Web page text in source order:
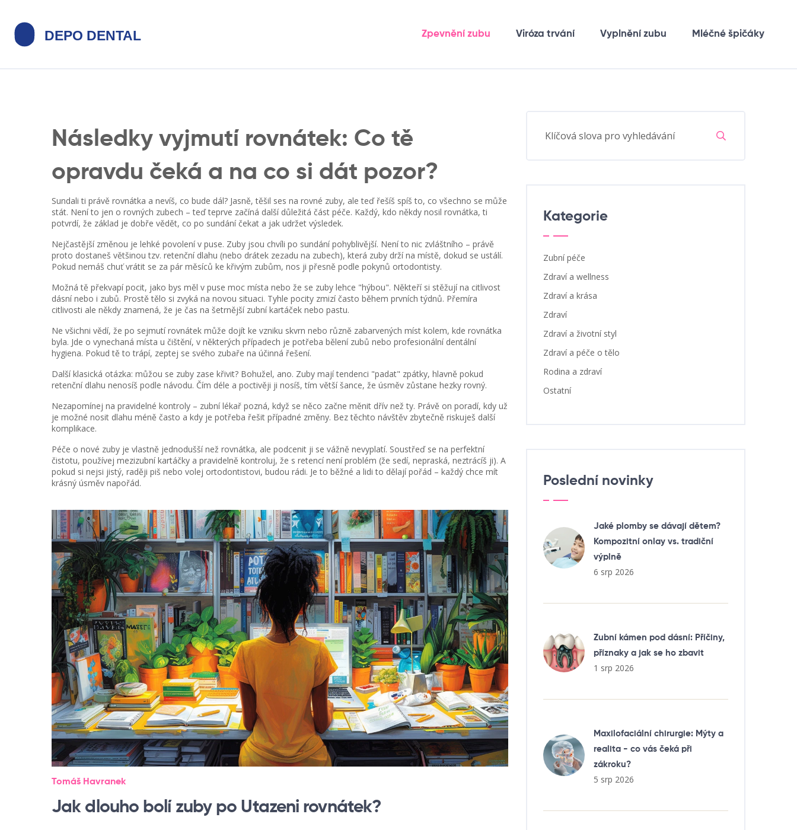
Zpevnění zubu Viróza trvání Vyplnění zubu Mléčné špičáky
Následky vyjmutí rovnátek: Co tě
opravdu čeká a na co si dát pozor?
Sundali ti právě rovnátka a nevíš, co bude dál? Jasně, těšil ses na rovné zuby, ale teď řešíš spíš to, co všechno se může
stát. Není to jen o rovných zubech – teď teprve začíná další důležitá část péče. Každý, kdo někdy nosil rovnátka, ti
potvrdí, že základ je dobře vědět, co po sundání čekat a jak udržet výsledek.
Nejčastější změnou je lehké povolení v puse. Zuby jsou chvíli po sundání pohyblivější. Není to nic zvláštního – právě
proto dostaneš většinou tzv. retenční dlahu (nebo drátek zezadu na zubech), která zuby drží na místě, dokud se ustálí.
Pokud nemáš chuť vrátit se za pár měsíců ke křivým zubům, nos ji přesně podle pokynů ortodontisty.
Možná tě překvapí pocit, jako bys měl v puse moc místa nebo že se zuby lehce "hýbou". Někteří si stěžují na citlivost
dásní nebo i zubů. Prostě tělo si zvyká na novou situaci. Tyhle pocity zmizí často během prvních týdnů. Přemíra
citlivosti ale někdy znamená, že je čas na šetrnější zubní kartáček nebo pastu.
Ne všichni vědí, že po sejmutí rovnátek může dojít ke vzniku skvrn nebo různě zabarvených míst kolem, kde rovnátka
byla. Jde o vynechaná místa u čištění, v některých případech je potřeba bělení zubů nebo profesionální dentální
hygiena. Pokud tě to trápí, zeptej se svého zubaře na účinná řešení.
Další klasická otázka: můžou se zuby zase křivit? Bohužel, ano. Zuby mají tendenci "padat" zpátky, hlavně pokud
retenční dlahu nenosíš podle návodu. Čím déle a poctivěji ji nosíš, tím větší šance, že úsměv zůstane hezky rovný.
Nezapomínej na pravidelné kontroly – zubní lékař pozná, když se něco začne měnit dřív než ty. Právě on poradí, kdy už
je možné nosit dlahu méně často a kdy je potřeba řešit případné změny. Bez těchto návštěv zbytečně riskuješ další
komplikace.
Péče o nové zuby je vlastně jednodušší než rovnátka, ale podcenit ji se vážně nevyplatí. Soustřeď se na perfektní
čistotu, používej mezizubní kartáčky a pravidelně kontroluj, že s retencí není problém (že sedí, nepraská, neztrácíš ji). A
pokud si nejsi jistý, raději piš nebo volej ortodontistovi, budou rádi. Je to běžné a lidi to dělají pořád – každý chce mít
krásný úsměv napořád.
Tomáš Havranek
Jak dlouho bolí zuby po Utazeni rovnátek?
Kategorie
Zubní péče
Zdraví a wellness
Zdraví a krása
Zdraví
Zdraví a životní styl
Zdraví a péče o tělo
Rodina a zdraví
Ostatní
Poslední novinky
Jaké plomby se dávají dětem?
Kompozitní onlay vs. tradiční
výplně
6 srp 2026
Zubní kámen pod dásní: Příčiny,
příznaky a jak se ho zbavit
1 srp 2026
Maxilofaciální chirurgie: Mýty a
realita - co vás čeká při
zákroku?
5 srp 2026